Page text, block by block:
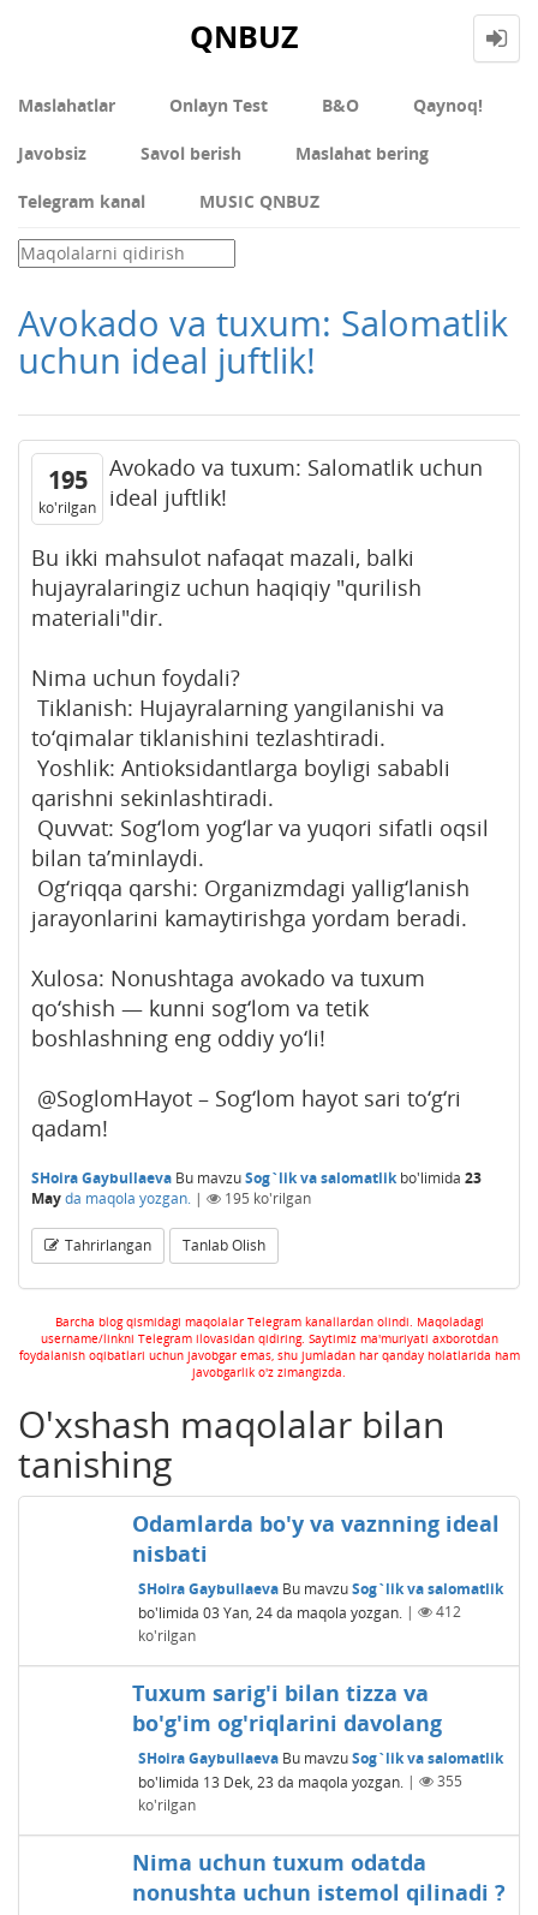
QNBUZ
Maslahatlar Onlayn Test В&О Qaynoq!
Javobsiz Savol berish Maslahat bering
Telegram kanal MUSIC QNBUZ
Avokado va tuxum: Salomatlik
uchun ideal juftlik!
195
ko'rilgan
Avokado va tuxum: Salomatlik uchun
ideal juftlik!
​Bu ikki mahsulot nafaqat mazali, balki
hujayralaringiz uchun haqiqiy "qurilish
materiali"dir.
​Nima uchun foydali?
​ Tiklanish: Hujayralarning yangilanishi va
to‘qimalar tiklanishini tezlashtiradi.
​️ Yoshlik: Antioksidantlarga boyligi sababli
qarishni sekinlashtiradi.
​ Quvvat: Sog‘lom yog‘lar va yuqori sifatli oqsil
bilan ta’minlaydi.
​ Og‘riqqa qarshi: Organizmdagi yallig‘lanish
jarayonlarini kamaytirishga yordam beradi.
​Xulosa: Nonushtaga avokado va tuxum
qo‘shish — kunni sog‘lom va tetik
boshlashning eng oddiy yo‘li!
@SoglomHayot – Sog‘lom hayot sari to‘g‘ri
qadam!
SHoira Gaybullaeva Bu mavzuSog`lik va salomatlikbo'limida 23
Mayda maqola yozgan. | 195 ko'rilgan
Tahrirlangan Tanlab Olish
Barcha blog qismidagi maqolalar Telegram kanallardan olindi. Maqoladagi
username/linkni Telegram ilovasidan qidiring. Saytimiz ma'muriyati axborotdan
foydalanish oqibatlari uchun javobgar emas, shu jumladan har qanday holatlarida ham
javobgarlik o'z zimangizda.
O'xshash maqolalar bilan
tanishing
Odamlarda bo'y va vaznning ideal
nisbati
SHoira Gaybullaeva Bu mavzuSog`lik va salomatlik
bo'limida 03 Yan, 24 da maqola yozgan. |
412
ko'rilgan
Tuxum sarig'i bilan tizza va
bo'g'im og'riqlarini davolang
SHoira Gaybullaeva Bu mavzuSog`lik va salomatlik
bo'limida 13 Dek, 23 da maqola yozgan. |
355
ko'rilgan
Nima uchun tuxum odatda
nonushta uchun istemol qilinadi ?